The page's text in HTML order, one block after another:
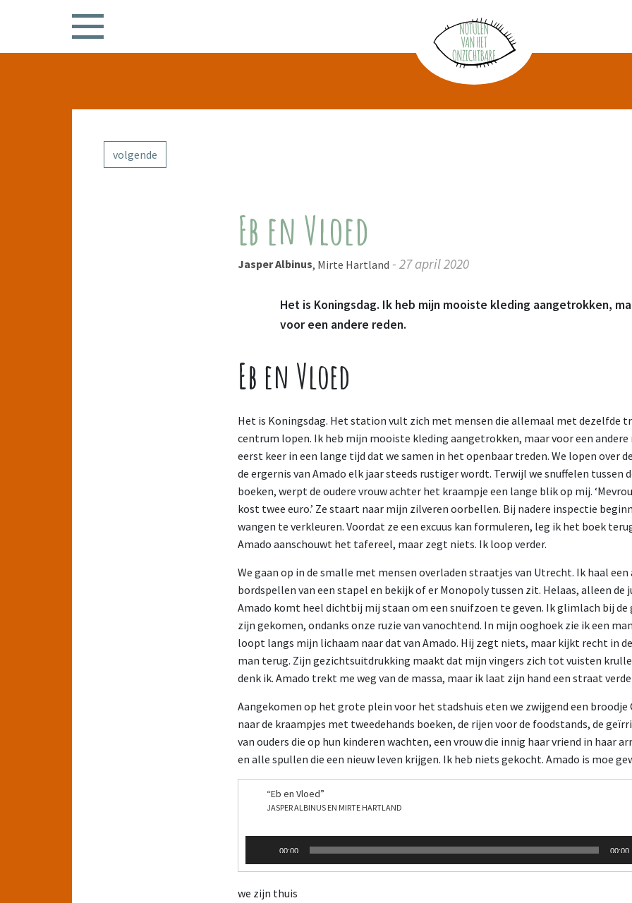
volgende
Eb en Vloed
Jasper Albinus, Mirte Hartland - 27 april 2020
Het is Koningsdag. Ik heb mijn mooiste kleding aangetrokken,
voor een andere reden.
Eb en Vloed
Het is Koningsdag. Het station vult zich met mensen die allemaal met dezelfde
centrum lopen. Ik heb mijn mooiste kleding aangetrokken, maar voor een andere
eerst keer in een lange tijd dat we samen in het openbaar treden. We lopen over
de ergernis van Amado elk jaar steeds rustiger wordt. Terwijl we snuffelen tussen
boeken, werpt de oudere vrouw achter het kraampje een lange blik op mij.
kost twee euro.’ Ze staart naar mijn zilveren oorbellen. Bij nadere inspectie
wangen te verkleuren. Voordat ze een excuus kan formuleren, leg ik het boek
Amado aanschouwt het tafereel, maar zegt niets. Ik loop verder.
We gaan op in de smalle met mensen overladen straatjes van Utrecht. Ik haal
bordspellen van een stapel en bekijk of er Monopoly tussen zit. Helaas, alleen de
Amado komt heel dichtbij mij staan om een snuifzoen te geven. Ik glimlach bij de
zijn gekomen, ondanks onze ruzie van vanochtend. In mijn ooghoek zie ik een
loopt langs mijn lichaam naar dat van Amado. Hij zegt niets, maar kijkt recht in
man terug. Zijn gezichtsuitdrukking maakt dat mijn vingers zich tot vuisten
denk ik. Amado trekt me weg van de massa, maar ik laat zijn hand een straat
Aangekomen op het grote plein voor het stadshuis eten we zwijgend een broodje
naar de kraampjes met tweedehands boeken, de rijen voor de foodstands, de
van ouders die op hun kinderen wachten, een vrouw die innig haar vriend in haar
en alle spullen die een nieuw leven krijgen. Ik heb niets gekocht. Amado is moe
“Eb en Vloed”
JASPER ALBINUS EN MIRTE HARTLAND
00:00 00:00
we zijn thuis